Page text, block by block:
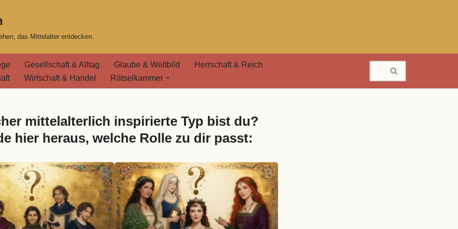
das Mittelalter entdecken.
Gesellschaft & Alltag Glaube & Weltbild
Herrschaft & Reich
Wirtschaft & Handel Rätselkammer
mittelalterlich inspirierte Typ bist du?
hier heraus, welche Rolle zu dir passt: